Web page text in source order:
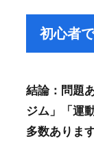
初心者
結論：問題
ジム」「運
多数あります